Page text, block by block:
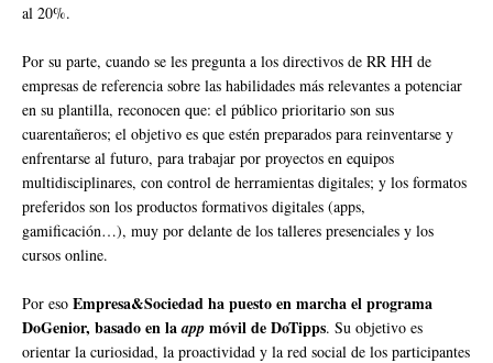
al 20%.
Por su parte, cuando se les pregunta a los directivos de RR HH de
empresas de referencia sobre las habilidades más relevantes a potenciar
en su plantilla, reconocen que: el público prioritario son sus
cuarentañeros; el objetivo es que estén preparados para reinventarse y
enfrentarse al futuro, para trabajar por proyectos en equipos
multidisciplinares, con control de herramientas digitales; y los formatos
preferidos son los productos formativos digitales (apps,
gamificación…), muy por delante de los talleres presenciales y los
cursos online.
Por eso Empresa&Sociedad ha puesto en marcha el programa
DoGenior, basado en laapp móvil de DoTipps. Su objetivo es
orientar la curiosidad, la proactividad y la red social de los participantes